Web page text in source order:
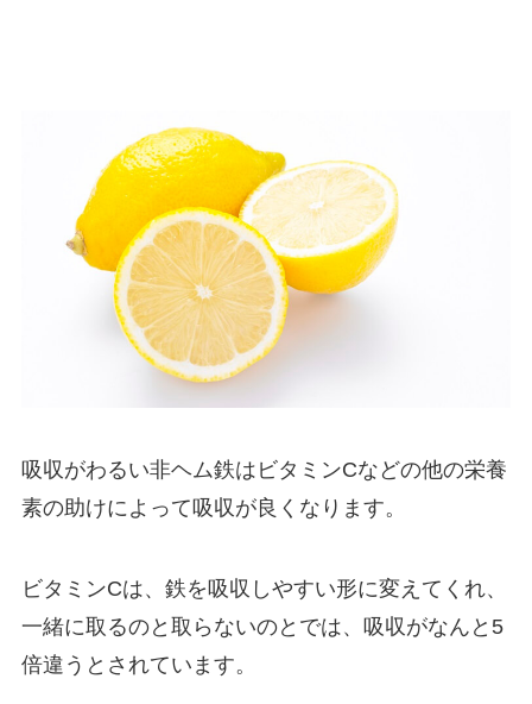
吸収がわるい非ヘム鉄はビタミンCなどの他の栄養
素の助けによって吸収が良くなります。
ビタミンCは、鉄を吸収しやすい形に変えてくれ、
一緒に取るのと取らないのとでは、吸収がなんと5
倍違うとされています。